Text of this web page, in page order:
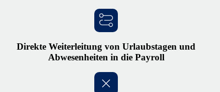
Direkte Weiterleitung von Urlaubstagen und
Abwesenheiten in die Payroll